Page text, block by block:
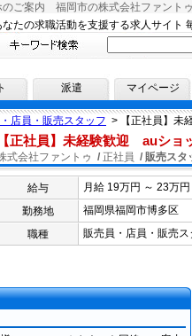
ご案内 福岡市の株式会社ファント
なたの求職活動を支援する求人サイト
派遣 マイページ
店員・販売スタッフ > 【正社員】
【正社員】未経験歓迎 auシ
式会社ファントゥ / 正社員 / 販売スタ
給与
月給 19万円 ～ 23万円
勤務地
福岡県福岡市博多区
職種
販売員・店員・販売ス